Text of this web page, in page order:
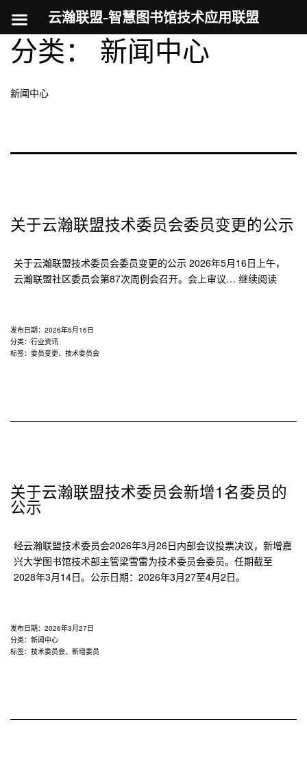
容
分类： 新闻中心
新闻中心
关于云瀚联盟技术委员会委员变更的公示
关于云瀚联盟技术委员会委员变更的公示 2026年5月16日上午，
云瀚联盟社区委员会第87次周例会召开。会上审议… 继续阅读关
员
变
更
示
发布日期： 2026年5月16日
分类： 行业资讯
标签： 委员变更、 技术委员会
关于云瀚联盟技术委员会新增1名委员的
公示
经云瀚联盟技术委员会2026年3月26日内部会议投票决议，新增嘉
兴大学图书馆技术部主管梁雪雷为技术委员会委员。任期截至
2028年3月14日。公示日期：2026年3月27至4月2日。
发布日期： 2026年3月27日
分类： 新闻中心
标签： 技术委员会、 新增委员
云瀚联盟-智慧图书馆技术应用联盟